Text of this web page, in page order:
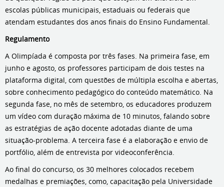
escolas públicas municipais, estaduais ou federais que
atendam estudantes dos anos finais do Ensino Fundamental.
Regulamento
A Olimpíada é composta por três fases. Na primeira fase, em
junho e agosto, os professores participam de dois testes na
plataforma digital, com questões de múltipla escolha e abertas,
sobre conhecimento pedagógico do conteúdo matemático. Na
segunda fase, no mês de setembro, os educadores produzem
um vídeo com duração máxima de 10 minutos, falando sobre
as estratégias de ação docente adotadas diante de uma
situação-problema. A terceira fase é a elaboração e envio de
portfólio, além de entrevista por videoconferência.
Ao final do concurso, os 30 melhores colocados recebem
medalhas e premiações, como, capacitação pela Universidade